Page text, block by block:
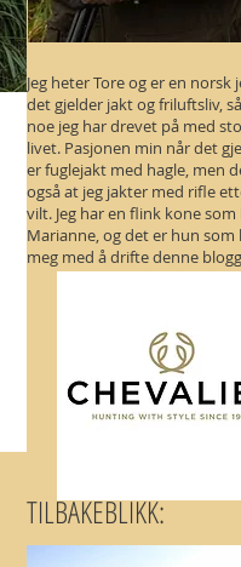
Jeg heter Tore og er en norsk
det gjelder jakt og friluftsliv,
noe jeg har drevet på med
livet. Pasjonen min når det
er fuglejakt med hagle, men
også at jeg jakter med rifle
vilt. Jeg har en flink kone
Marianne, og det er hun som
meg med å drifte denne
TILBAKEBLIKK: